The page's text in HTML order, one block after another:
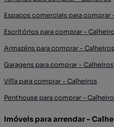
Espaços comerciais para comprar
Escritórios para comprar -
Armazéns para comprar - Calheiros
Garagens para comprar - Calheiros
Villa para comprar - Calheiros
Penthouse para comprar -
Imóveis para arrendar -